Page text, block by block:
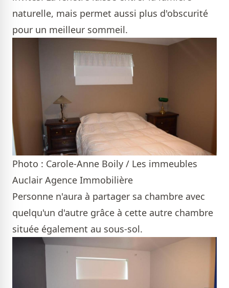
naturelle, mais permet aussi plus d'obscurité
pour un meilleur sommeil.
Photo : Carole-Anne Boily / Les immeubles
Auclair Agence Immobilière
Personne n'aura à partager sa chambre avec
quelqu'un d'autre grâce à cette autre chambre
située également au sous-sol.